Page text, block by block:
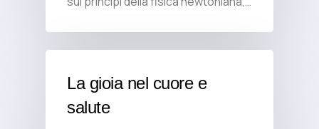
La gioia nel cuore e
salute